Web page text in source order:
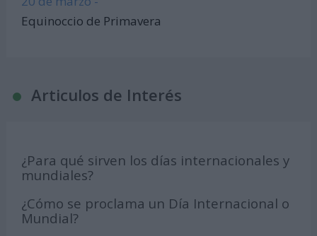
Equinoccio de Primavera
Articulos de Interés
¿Para qué sirven los días internacionales y
mundiales?
¿Cómo se proclama un Día Internacional o
Mundial?